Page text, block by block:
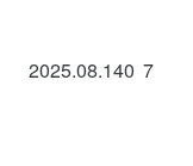
2025.08.140 7